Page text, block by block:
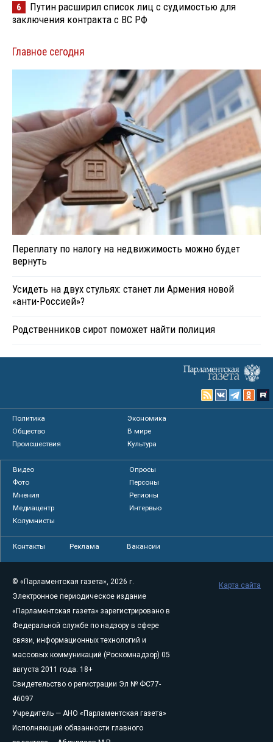
6
Путин расширил список лиц с судимостью для
заключения контракта с ВС РФ
Главное сегодня
Переплату по налогу на недвижимость можно будет
вернуть
Усидеть на двух стульях: станет ли Армения новой
«анти-Россией»?
Родственников сирот поможет найти полиция
Политика
Экономика
Общество
В мире
Происшествия
Культура
Видео
Опросы
Фото
Персоны
Мнения
Регионы
Медиацентр
Интервью
Колумнисты
Контакты Реклама Вакансии
© «Парламентская газета», 2026 г.
Электронное периодическое издание
«Парламентская газета» зарегистрировано в
Федеральной службе по надзору в сфере
связи, информационных технологий и
массовых коммуникаций (Роскомнадзор) 05
августа 2011 года. 18+
Свидетельство о регистрации Эл № ФС77-
46097
Учредитель — АНО «Парламентская газета»
Исполняющий обязанности главного
Карта сайта